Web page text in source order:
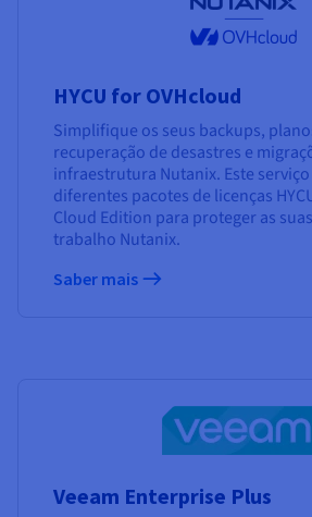
HYCU for OVHcloud
Simplifique os seus backups,
recuperação de desastres e
infraestrutura Nutanix. Este
diferentes pacotes de licenças
Cloud Edition para proteger as
trabalho Nutanix.
Saber mais
Veeam Enterprise Plus